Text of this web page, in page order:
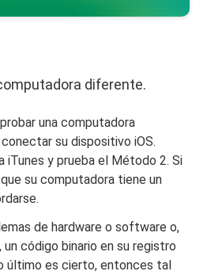
diferente.
una computadora
su dispositivo iOS.
iTunes y prueba el Método 2. Si
su computadora tiene un
de hardware o software o,
código binario en su registro
último es cierto, entonces tal